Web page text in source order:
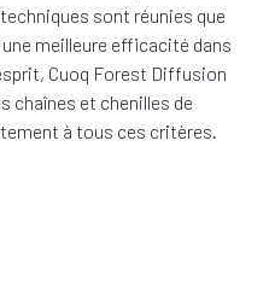
sont réunies que
meilleure efficacité dans
Cuoq Forest Diffusion
chaînes et chenilles de
à tous ces critères.